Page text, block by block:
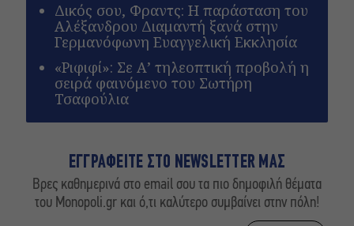
Δικός σου, Φραντς: Η παράσταση του
Αλέξανδρου Διαμαντή ξανά στην
Γερμανόφωνη Ευαγγελική Εκκλησία
«Ριφιφί»: Σε Α’ τηλεοπτική προβολή η
σειρά φαινόμενο του Σωτήρη
Τσαφούλια
ΕΓΓΡΑΦΕΙΤΕ ΣΤΟ NEWSLETTER ΜΑΣ
Βρες καθημερινά στο email σου τα πιο δημοφιλή θέματα
του Monopoli.gr και ό,τι καλύτερο συμβαίνει στην πόλη!